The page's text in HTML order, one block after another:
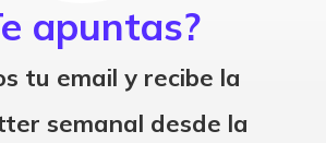
apuntas?
tu email y recibe la
semanal desde la